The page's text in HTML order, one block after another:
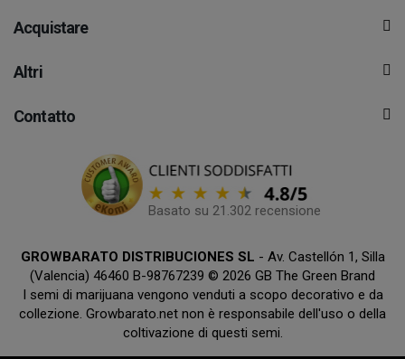
Acquistare
Altri
Contatto
Basato su 21.302 recensione
GROWBARATO DISTRIBUCIONES SL - Av. Castellón 1, Silla
(Valencia) 46460 B-98767239 © 2026 GB The Green Brand
I semi di marijuana vengono venduti a scopo decorativo e da
collezione. Growbarato.net non è responsabile dell'uso o della
coltivazione di questi semi.